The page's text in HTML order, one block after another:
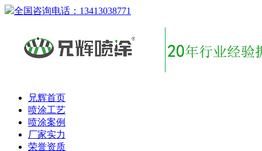
全国咨询电话： 13413038771
兄辉首页
喷涂工艺
喷涂案例
厂家实力
荣誉资质